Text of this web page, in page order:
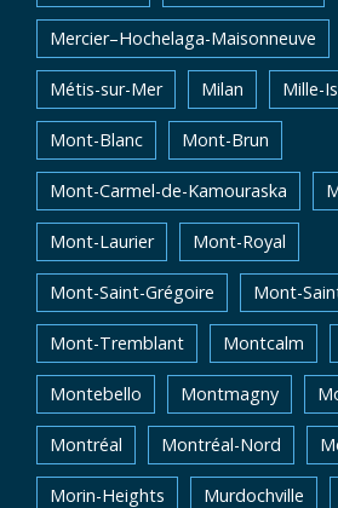
Mercier–Hochelaga-Maisonneuve
Métis-sur-Mer Milan Mille-
Mont-Blanc Mont-Brun
Mont-Carmel-de-Kamouraska
Mont-Laurier Mont-Royal
Mont-Saint-Grégoire Mont-
Mont-Tremblant Montcalm
Montebello Montmagny
Montréal Montréal-Nord
Morin-Heights Murdochville